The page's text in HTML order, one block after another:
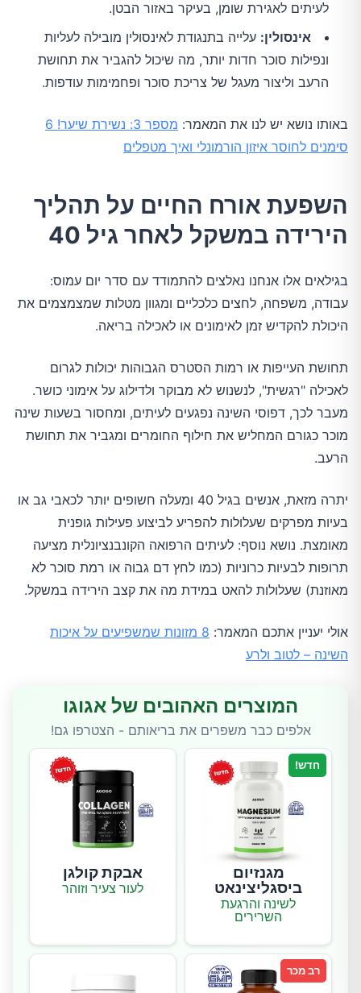
לעיתים לאגירת שומן, בעיקר באזור הבטן.
אינסולין: עלייה בתנגודת לאינסולין מובילה לעליות
ונפילות סוכר חדות יותר, מה שיכול להגביר את תחושת
הרעב וליצור מעגל של צריכת סוכר ופחמימות עודפות.
באותו נושא יש לנו את המאמר:
מספר 3: נשירת שיער! 6
סימנים לחוסר איזון הורמונלי ואיך מטפלים
השפעת אורח החיים על תהליך
הירידה במשקל לאחר גיל 40
בגילאים אלו אנחנו נאלצים להתמודד עם סדר יום עמוס:
עבודה, משפחה, לחצים כלכליים ומגוון מטלות שמצמצמים את
היכולת להקדיש זמן לאימונים או לאכילה בריאה.
תחושת העייפות או רמות הסטרס הגבוהות יכולות לגרום
לאכילה "רגשית", לנשנוש לא מבוקר ולדילוג על אימוני כושר.
מעבר לכך, דפוסי השינה נפגעים לעיתים, ומחסור בשעות שינה
מוכר כגורם המחליש את חילוף החומרים ומגביר את תחושת
הרעב.
יתרה מזאת, אנשים בגיל 40 ומעלה חשופים יותר לכאבי גב או
בעיות מפרקים שעלולות להפריע לביצוע פעילות גופנית
מאומצת. נושא נוסף: לעיתים הרפואה הקונבנציונלית מציעה
תרופות לבעיות כרוניות (כמו לחץ דם גבוה או רמת סוכר לא
מאוזנת) שעלולות להאט במידת מה את קצב הירידה במשקל.
אולי יעניין אתכם המאמר:
8 מזונות שמשפיעים על איכות
השינה – לטוב ולרע
המוצרים האהובים של אגוגו
אלפים כבר משפרים את בריאותם - הצטרפו גם!
חדש!
מגנזיום
ביסגליצינאט
לשינה והרגעת
השרירים
אבקת קולגן
לעור צעיר וזוהר
רב מכר